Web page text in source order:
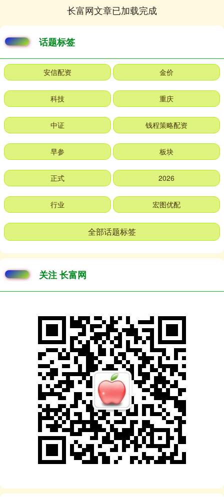
长富网文章已加载完成
话题标签
安信配资 金价
科技 重庆
中证 钱程策略配资
早参 板块
正式 2026
行业 宏图优配
全部话题标签
关注 长富网